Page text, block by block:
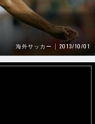
海外サッカー 2013/10/01